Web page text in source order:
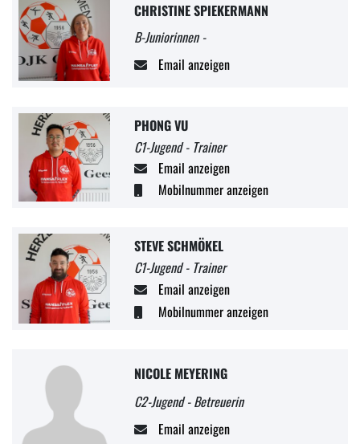
CHRISTINE SPIEKERMANN
B-Juniorinnen -
Email anzeigen
PHONG VU
C1-Jugend - Trainer
Email anzeigen
Mobilnummer anzeigen
STEVE SCHMÖKEL
C1-Jugend - Trainer
Email anzeigen
Mobilnummer anzeigen
NICOLE MEYERING
C2-Jugend - Betreuerin
Email anzeigen